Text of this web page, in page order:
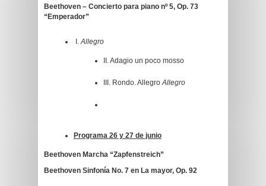
Beethoven – Concierto para piano nº 5, Op. 73
“Emperador”
I.Allegro
II. Adagio un poco mosso
III. Rondo. AllegroAllegro
Programa 26 y 27 de junio
Beethoven Marcha “Zapfenstreich”
Beethoven Sinfonía No. 7 en La mayor, Op. 92